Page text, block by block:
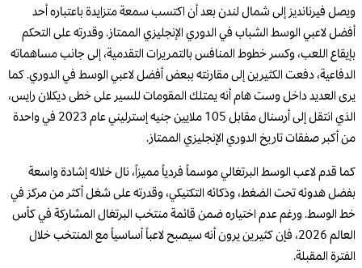
ويصل فيرنانديز إلى شمال لندن بعد أن اكتسب سمعة متزايدة باعتباره أحد
أفضل لاعبي الوسط الشباب في الدوري الإنجليزي الممتاز. وقدرته على التحكم
بإيقاع اللعب، وكسر خطوط المنافس بالتمريرات التقدمية، إلى جانب مساهماته
الدفاعية، دفعت الكثيرين إلى مقارنته ببعض أفضل لاعبي الوسط في الدوري. كما
يرى العديد داخل وست هام أنه يمتلك المقومات للسير على خطى ديكلان رايس،
الذي انتقل إلى أرسنال مقابل 105 ملايين جنيه إسترليني عام 2023 في واحدة
من أكبر صفقات تاريخ الدوري الإنجليزي الممتاز.
كما قدم لاعب الوسط البرتغالي موسماً فردياً مميزاً، نال خلاله إشادة واسعة
بفضل هدوئه تحت الضغط، وذكائه التكتيكي، وقدرته على شغل أكثر من مركز في
خط الوسط. ورغم عدم اختياره ضمن قائمة منتخب البرتغال المشاركة في كأس
العالم 2026، فإن كثيرين يرون أنه سيصبح لاعباً أساسياً مع المنتخب خلال
الفترة المقبلة.